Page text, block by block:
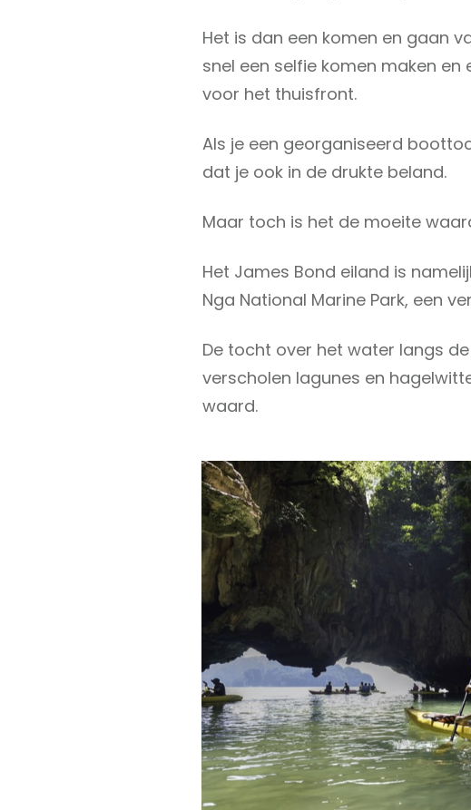
Het is dan een komen en gaan
snel een selfie komen maken
voor het thuisfront.
Als je een georganiseerd
dat je ook in de drukte beland.
Maar toch is het de moeite
Het James Bond eiland is
Nga National Marine Park, een
De tocht over het water langs
verscholen lagunes en
waard.